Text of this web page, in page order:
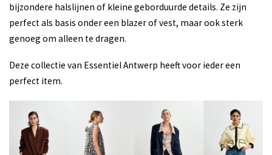
bijzondere halslijnen of kleine geborduurde details. Ze zijn
perfect als basis onder een blazer of vest, maar ook sterk
genoeg om alleen te dragen.
Deze collectie van Essentiel Antwerp heeft voor ieder een
perfect item.